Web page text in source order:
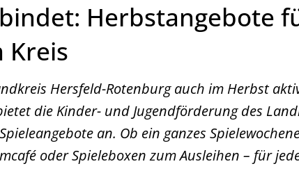
Herbstangebote
Kreis
Hersfeld-Rotenburg auch im Herbst
die Kinder- und Jugendförderung des
an. Ob ein ganzes
oder Spieleboxen zum Ausleihen – für